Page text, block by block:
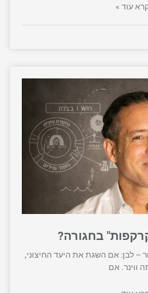
עוד »
בחגורה?
– לבן: אם השגת את היעד החיצוני,
ווינר. אם